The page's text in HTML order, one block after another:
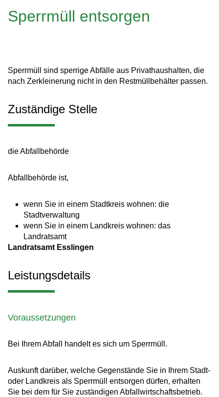
Sperrmüll entsorgen
Sperrmüll sind sperrige Abfälle aus Privathaushalten, die
nach Zerkleinerung nicht in den Restmüllbehälter passen.
Zuständige Stelle
die Abfallbehörde
Abfallbehörde ist,
wenn Sie in einem Stadtkreis wohnen: die
Stadtverwaltung
wenn Sie in einem Landkreis wohnen: das
Landratsamt
Landratsamt Esslingen
Leistungsdetails
Voraussetzungen
Bei Ihrem Abfall handelt es sich um Sperrmüll.
Auskunft darüber, welche Gegenstände Sie in Ihrem Stadt-
oder Landkreis als Sperrmüll entsorgen dürfen, erhalten
Sie bei dem für Sie zuständigen Abfallwirtschaftsbetrieb.